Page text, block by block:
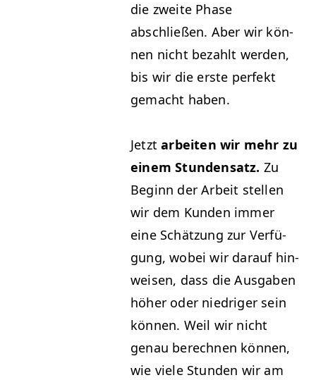
die zweite Phase
abschließen. Aber wir kön­
nen nicht bezahlt wer­den,
bis wir die erste per­fekt
gemacht haben.
Jet­ztarbeit­en wir mehr zu
einem Stun­den­satz. Zu
Beginn der Arbeit stellen
wir dem Kun­den immer
eine Schätzung zur Ver­fü­
gung, wobei wir darauf hin­
weisen, dass die Aus­gaben
höher oder niedriger sein
kön­nen. Weil wir nicht
genau berech­nen kön­nen,
wie viele Stun­den wir am